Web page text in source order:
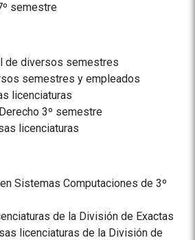
semestre
de diversos semestres
semestres y empleados
licenciaturas
3º semestre
licenciaturas
Sistemas Computaciones de 3º
de la División de Exactas
licenciaturas de la División de